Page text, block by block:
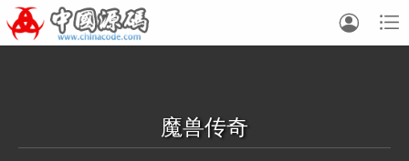


魔兽传奇